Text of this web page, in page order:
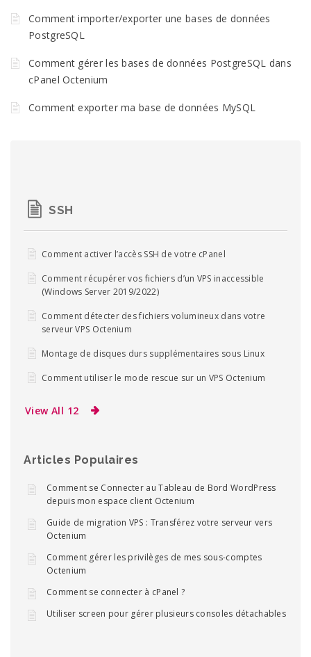
Comment importer/exporter une bases de données
PostgreSQL
Comment gérer les bases de données PostgreSQL dans
cPanel Octenium
Comment exporter ma base de données MySQL
SSH
Comment activer l’accès SSH de votre cPanel
Comment récupérer vos fichiers d’un VPS inaccessible
(Windows Server 2019/2022)
Comment détecter des fichiers volumineux dans votre
serveur VPS Octenium
Montage de disques durs supplémentaires sous Linux
Comment utiliser le mode rescue sur un VPS Octenium
View All 12
Articles Populaires
Comment se Connecter au Tableau de Bord WordPress
depuis mon espace client Octenium
Guide de migration VPS : Transférez votre serveur vers
Octenium
Comment gérer les privilèges de mes sous-comptes
Octenium
Comment se connecter à cPanel ?
Utiliser screen pour gérer plusieurs consoles détachables